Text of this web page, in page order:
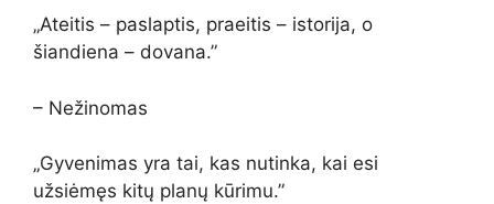
„Ateitis – paslaptis, praeitis – istorija, o
šiandiena – dovana.”
– Nežinomas
„Gyvenimas yra tai, kas nutinka, kai esi
užsiėmęs kitų planų kūrimu.”